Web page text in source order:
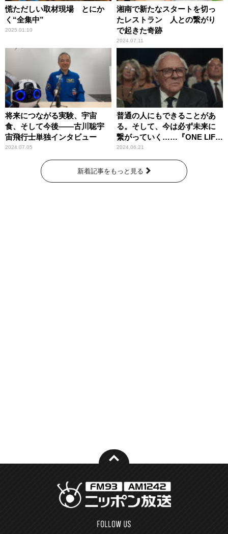
慌ただしい取材現場 とにか
く“全集中”
2025.01.10
湘南で新たなスタートを切っ
たレストラン 人との繋がり
で起きた奇跡
2024.07.11
将来につながる実験、宇宙
食、そして今後――古川聡宇
宙飛行士単独インタビュー
2024.07.05
普通の人にもできることがあ
る。そして、今は必ず未来に
繋がっていく……『ONE LIFE
奇跡が繋いだ6000の命』
2024.06.21
新着記事をもっと見る